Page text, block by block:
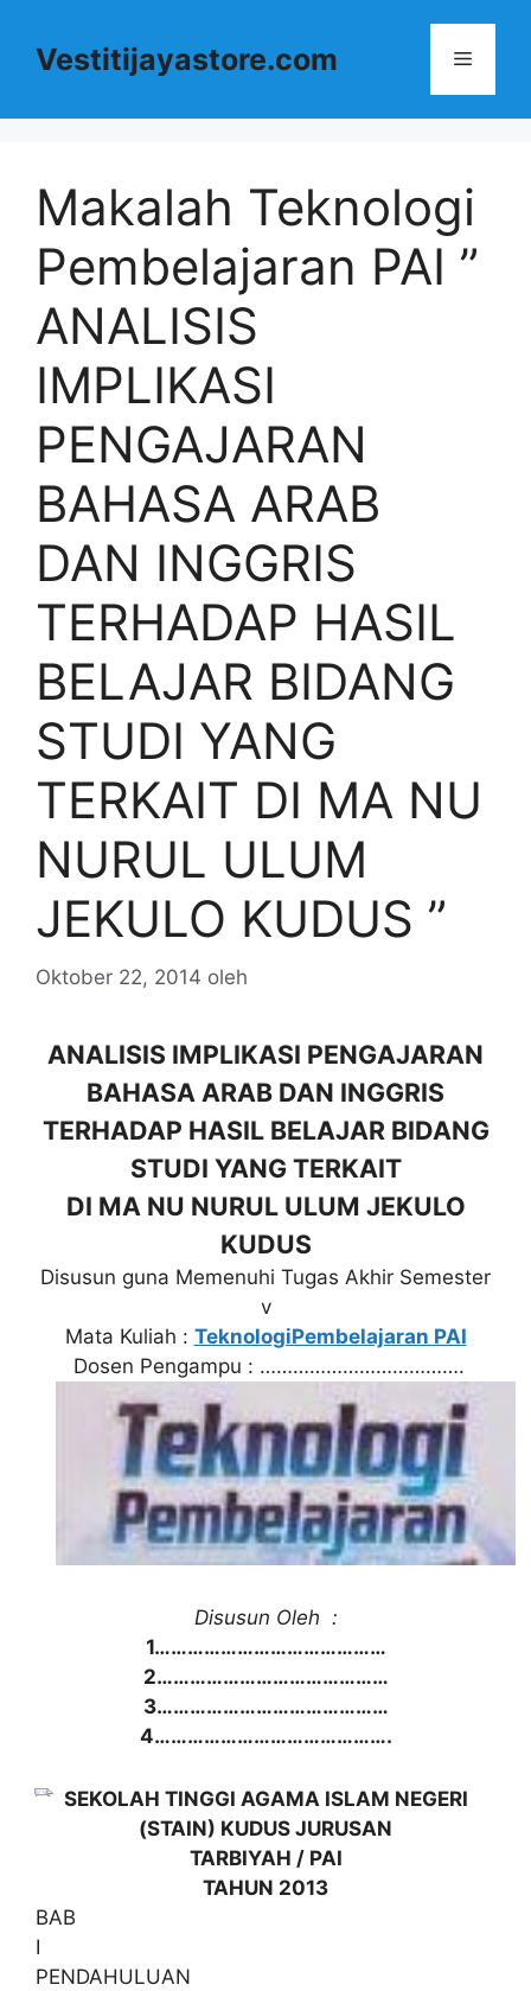
Vestitijayastore.com Menu
Makalah Teknologi
Pembelajaran PAI ”
ANALISIS
IMPLIKASI
PENGAJARAN
BAHASA ARAB
DAN INGGRIS
TERHADAP HASIL
BELAJAR BIDANG
STUDI YANG
TERKAIT DI MA NU
NURUL ULUM
JEKULO KUDUS ”
Oktober 22, 2014 oleh
ANALISIS IMPLIKASI PENGAJARAN
BAHASA ARAB DAN INGGRIS
TERHADAP HASIL BELAJAR BIDANG
STUDI YANG TERKAIT
DI MA NU NURUL ULUM JEKULO
KUDUS
Disusun guna Memenuhi Tugas Akhir Semester
v
Mata Kuliah : TeknologiPembelajaran PAI
Dosen Pengampu : ……………………………….
Disusun Oleh :
1……………………………………
2……………………………………
3……………………………………
4…………………………………….
SEKOLAH TINGGI AGAMA ISLAM NEGERI
(STAIN) KUDUS JURUSAN
TARBIYAH / PAI
TAHUN 2013
BAB
I
PENDAHULUAN